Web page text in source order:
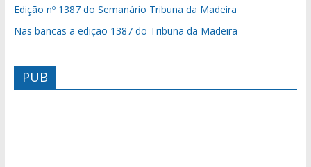
Edição nº 1387 do Semanário Tribuna da Madeira
Nas bancas a edição 1387 do Tribuna da Madeira
PUB